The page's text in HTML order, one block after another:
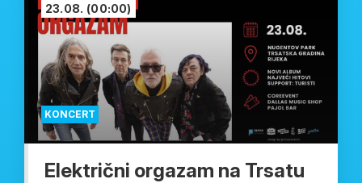
KONCERT
23.08. (00:00)
Električni orgazam na Trsatu